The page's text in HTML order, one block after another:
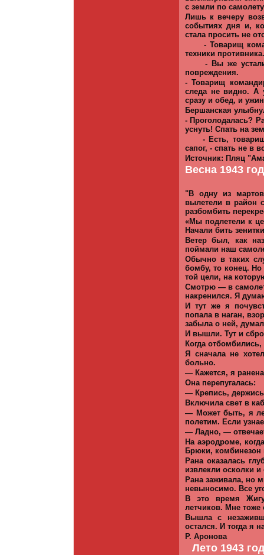
с земли по
Лишь к вечеру
событиях дня и,
стала просить не
- Товарищ
техники противника.
- Вы же
повреждения.
- Товарищ
следа не видно. А
сразу и обед, и
Бершанская
- Проголодалась?
уснуть! Спать на
- Есть,
сапог, - спать не в
Источник: Пляц
Весна 1943
"В одну из
вылетели в район
разбомбить
«Мы подлетели к
Начали бить
Ветер был, как
поймали наш
Обычно в таких
бомбу, то конец.
той цели, на
Смотрю — в
накренился. Я
И тут же я
попала в наган,
забыла о ней,
И вышли. Тут и
Когда
Я сначала не
больно.
— Кажется, я
Она перепугалась:
— Крепись,
Включила свет в
— Может быть, я
полетим. Если
— Ладно, —
На аэродроме,
Брюки,
Рана оказалась
извлекли осколки
Рана заживала, но
невыносимо. Все
В это время
летчиков. Мне тоже
Вышла с
остался. И тогда я
Р. Аронова
Лето 1943